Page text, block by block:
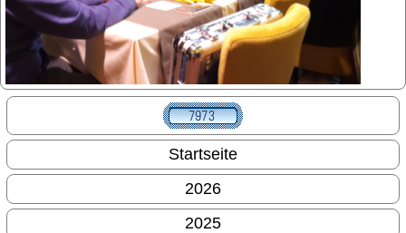
Startseite
2026
2025